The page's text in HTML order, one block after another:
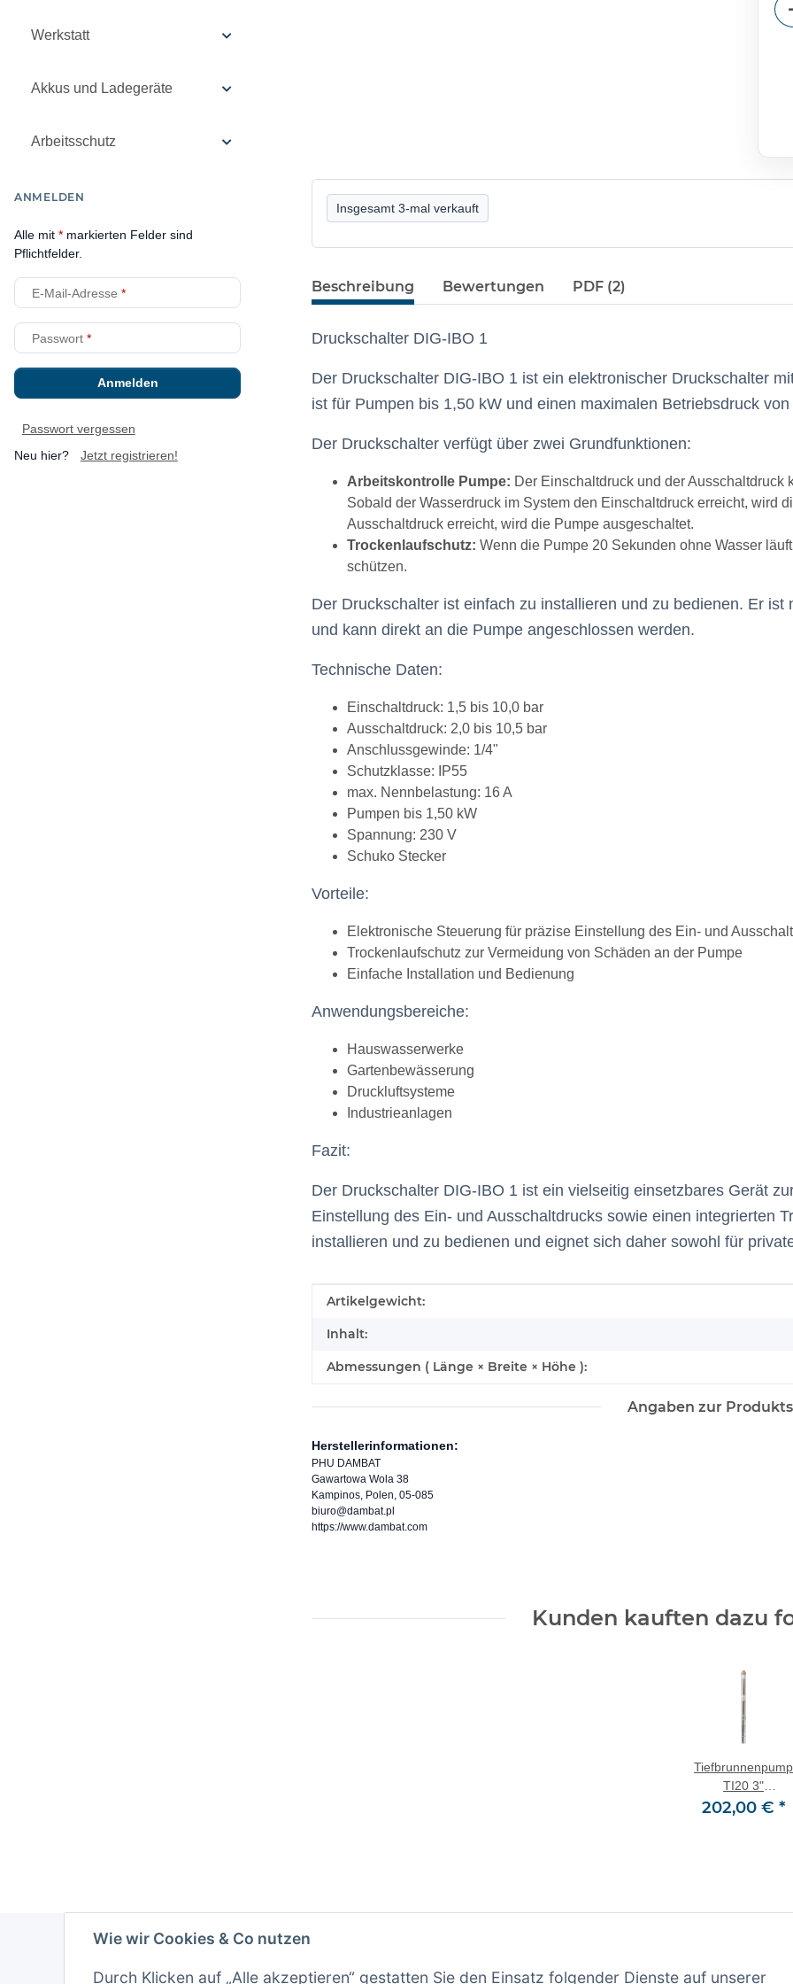
Wie wir Cookies & Co nutzen
Durch Klicken auf „Alle akzeptieren“ gestatten Sie den Einsatz folgender Dienste auf unserer
Insgesamt 3-mal verkauft
Beschreibung Bewertungen PDF (2)
Druckschalter DIG-IBO 1
Der Druckschalter DIG-IBO 1 ist ein elektronischer Druckschalter
ist für Pumpen bis 1,50 kW und einen maximalen Betriebsdruck
Der Druckschalter verfügt über zwei Grundfunktionen:
Arbeitskontrolle Pumpe: Der Einschaltdruck und der
Sobald der Wasserdruck im System den Einschaltdruck erreicht, wird
Ausschaltdruck erreicht, wird die Pumpe ausgeschaltet.
Trockenlaufschutz: Wenn die Pumpe 20 Sekunden ohne Wasser
schützen.
Der Druckschalter ist einfach zu installieren und zu bedienen. Er
und kann direkt an die Pumpe angeschlossen werden.
Technische Daten:
Einschaltdruck: 1,5 bis 10,0 bar
Ausschaltdruck: 2,0 bis 10,5 bar
Anschlussgewinde: 1/4"
Schutzklasse: IP55
max. Nennbelastung: 16 A
Pumpen bis 1,50 kW
Spannung: 230 V
Schuko Stecker
Vorteile:
Elektronische Steuerung für präzise Einstellung des Ein- und
Trockenlaufschutz zur Vermeidung von Schäden an der Pumpe
Einfache Installation und Bedienung
Anwendungsbereiche:
Hauswasserwerke
Gartenbewässerung
Druckluftsysteme
Industrieanlagen
Fazit:
Der Druckschalter DIG-IBO 1 ist ein vielseitig einsetzbares Gerät
Einstellung des Ein- und Ausschaltdrucks sowie einen integrierten
installieren und zu bedienen und eignet sich daher sowohl für
Produkteigenschaft
Wert
Artikelgewicht:
Inhalt:
Abmessungen ( Länge × Breite × Höhe ):
Angaben zur
Herstellerinformationen:
PHU DAMBAT
Gawartowa Wola 38
Kampinos, Polen, 05-085
biuro@dambat.pl
https://www.dambat.com
Kunden kauften dazu
Tiefbrunnenpumpe
TI20 3"
Sandverträglich;
202,00 € *
Werkstatt
Akkus und Ladegeräte
Arbeitsschutz
ANMELDEN
Alle mit * markierten Felder sind
Pflichtfelder.
E-Mail-Adresse
Passwort
Anmelden
Passwort vergessen
Neu hier?
Jetzt registrieren!
Informationen Gesetzliche Informationen